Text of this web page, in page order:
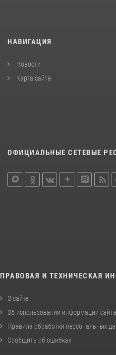
НАВИГАЦИЯ
Новости
Карта сайта
ОФИЦИАЛЬНЫЕ СЕТЕВЫЕ
ПРАВОВАЯ И ТЕХНИЧЕСКАЯ
О сайте
Об использовании информации сайта
Правила обработки персональных
Сообщить об ошибках